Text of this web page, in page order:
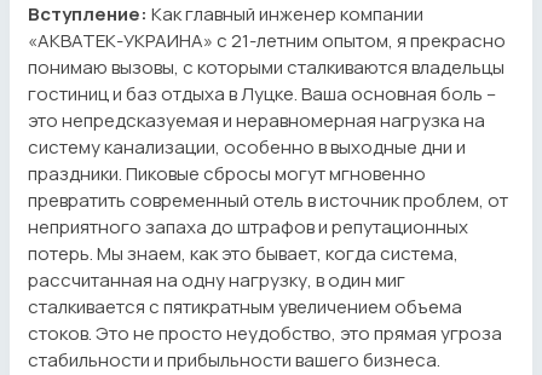
Вступление: Как главный инженер компании
«АКВАТЕК-УКРАИНА» с 21-летним опытом, я прекрасно
понимаю вызовы, с которыми сталкиваются владельцы
гостиниц и баз отдыха в Луцке. Ваша основная боль –
это непредсказуемая и неравномерная нагрузка на
систему канализации, особенно в выходные дни и
праздники. Пиковые сбросы могут мгновенно
превратить современный отель в источник проблем, от
неприятного запаха до штрафов и репутационных
потерь. Мы знаем, как это бывает, когда система,
рассчитанная на одну нагрузку, в один миг
сталкивается с пятикратным увеличением объема
стоков. Это не просто неудобство, это прямая угроза
стабильности и прибыльности вашего бизнеса.